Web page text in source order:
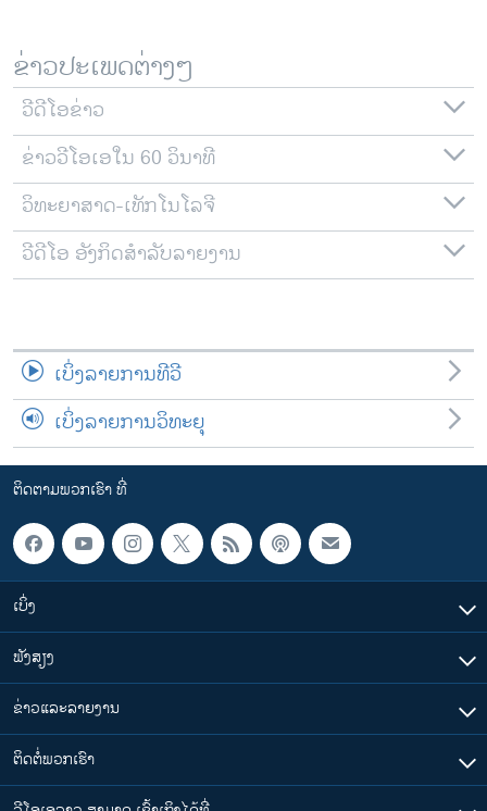
ລາຍການກະຈາຍສຽງ
ລາຍງານ
ຕິດຕາມພວກເຮົາ ທີ່
ພາສາຕ່າງໆ
ຂ່າວປະເພດຕ່າງໆ
ວີດີໂອຂ່າວ
ຂ່າວວີໂອເອໃນ 60 ວິນາທີ
ວິທະຍາສາດ-ເທັກໂນໂລຈີ
ວີດີໂອ ອັງກິດສຳລັບລາຍງານ
ເບິ່ງລາຍການທີວີ
ເບິ່ງລາຍການວິທະຍຸ
ຕິດຕາມພວກເຮົາ ທີ່
ເບິ່ງ
ຟັງສຽງ
ຂ່າວແລະລາຍງານ
ຕິດຕໍ່ພວກເຮົາ